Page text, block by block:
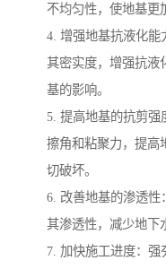
不均匀性，使地基更
4. 增强地基抗液化能
其密实度，增强抗液
基的影响。
5. 提高地基的抗剪强
擦角和粘聚力，提高
切破坏。
6. 改善地基的渗透性
其渗透性，减少地下
7. 加快施工进度：